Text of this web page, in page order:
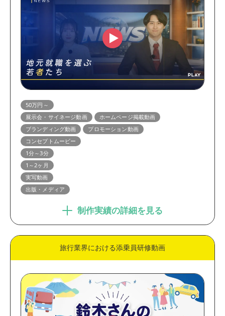
不動産・建築・建設
出版・メディア
サービス
動画の尺
30秒未満
30秒～1分
1分～3分
3分以上
制作期間
1ヶ月未満
1～2ヶ月
2ヶ月以上
50万円～
展示会・サイネージ動画
ホームページ掲載動画
ブランディング動画
プロモーション動画
コンセプトムービー
1分～3分
1～2ヶ月
実写動画
出版・メディア
制作実績の詳細を見る
旅行業界における添乗員研修動画